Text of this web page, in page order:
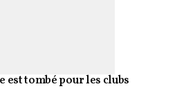
est tombé pour les clubs